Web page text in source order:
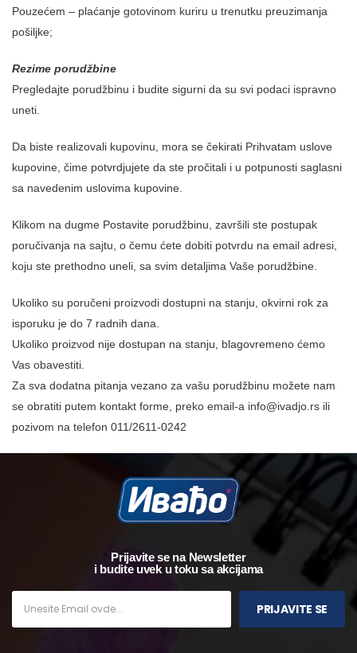
Pouzećem – plaćanje gotovinom kuriru u trenutku preuzimanja
pošiljke;
Rezime porudžbine
Pregledajte porudžbinu i budite sigurni da su svi podaci ispravno
uneti.
Da biste realizovali kupovinu, mora se čekirati Prihvatam uslove
kupovine, čime potvrdjujete da ste pročitali i u potpunosti saglasni
sa navedenim uslovima kupovine.
Klikom na dugme Postavite porudžbinu, završili ste postupak
poručivanja na sajtu, o čemu ćete dobiti potvrdu na email adresi,
koju ste prethodno uneli, sa svim detaljima Vaše porudžbine.
Ukoliko su poručeni proizvodi dostupni na stanju, okvirni rok za
isporuku je do 7 radnih dana.
Ukoliko proizvod nije dostupan na stanju, blagovremeno ćemo
Vas obavestiti.
Za sva dodatna pitanja vezano za vašu porudžbinu možete nam
se obratiti putem kontakt forme, preko email-a info@ivadjo.rs ili
pozivom na telefon 011/2611-0242
Prijavite se na Newsletter
i budite uvek u toku sa akcijama
PRIJAVITE SE